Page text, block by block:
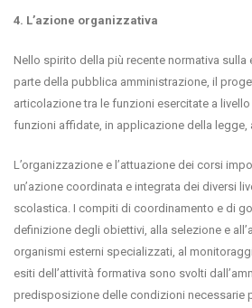
4. L’azione organizzativa
Nello spirito della più recente normativa sulla
parte della pubblica amministrazione, il
articolazione tra le funzioni esercitate a
funzioni affidate, in applicazione della legge,
L’organizzazione e l’attuazione dei corsi
un’azione coordinata e integrata dei diversi
scolastica. I compiti di coordinamento e di
definizione degli obiettivi, alla selezione e
organismi esterni specializzati, al
esiti dell’attività formativa sono svolti
predisposizione delle condizioni necessarie